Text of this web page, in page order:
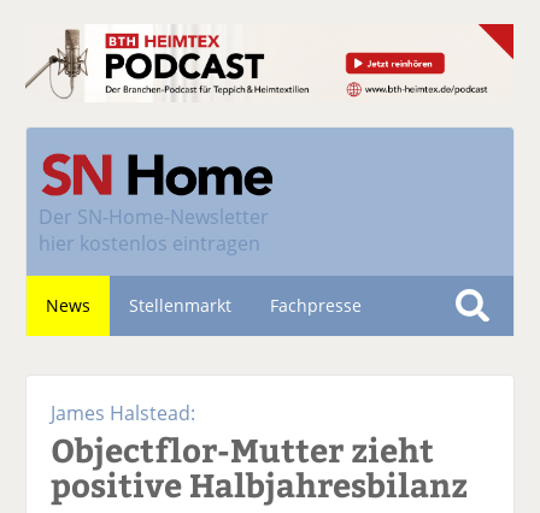
Der SN-Home-Newsletter
hier kostenlos eintragen
News Stellenmarkt Fachpresse
S
James Halstead:
Objectflor-Mutter zieht
positive Halbjahresbilanz